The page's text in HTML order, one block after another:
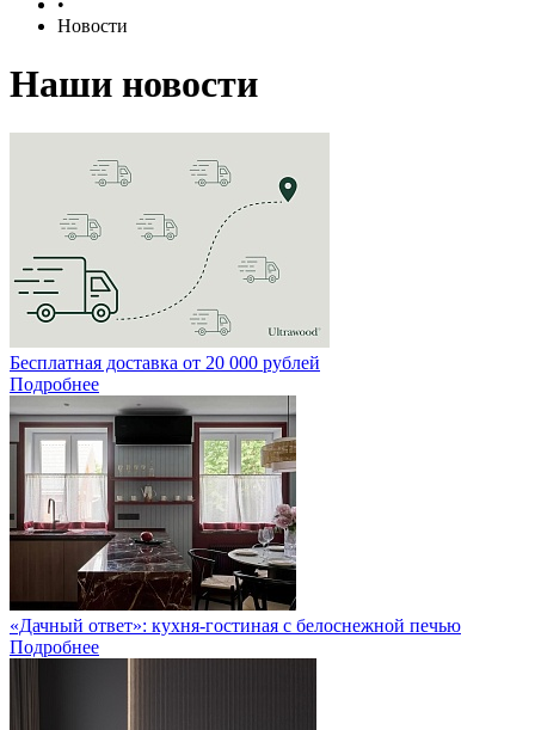
•
Новости
Наши новости
Бесплатная доставка от 20 000 рублей
Подробнее
«Дачный ответ»: кухня-гостиная с белоснежной печью
Подробнее